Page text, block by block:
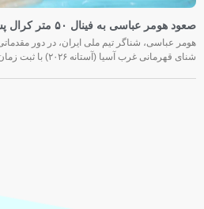
صعود هومر عباسی به فینال ۵۰ متر کرال پشت مسابقات غرب آسیا
شنای قهرمانی غرب آسیا (آستانه ۲۰۲۶) با ثبت زمان ۲۵.۶۷ ثانیه در جایگاه نخست قرار